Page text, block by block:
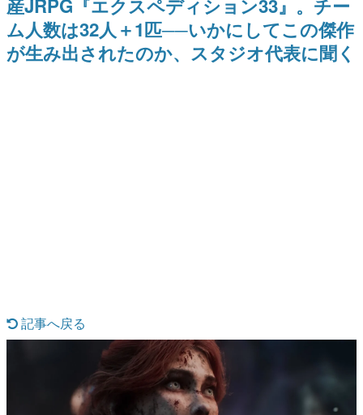
聞きし、ヒットする企画（ゲーム）とは何か？を探ってい
きます。
赫本
この物語を解いてはいけない。『赫本』は、〈試験問題〉
なんでゲームは面白い？
ゲーム開発者・hamatsu氏がゲームの魅力を画面や操作の
具体的な形から解き明かしていく、硬派で骨太な評論連載
です。
産JRPG『エクスペディション33』。チー
ム人数は32人＋1匹──いかにしてこの傑作
が生み出されたのか、スタジオ代表に聞く
記事へ戻る